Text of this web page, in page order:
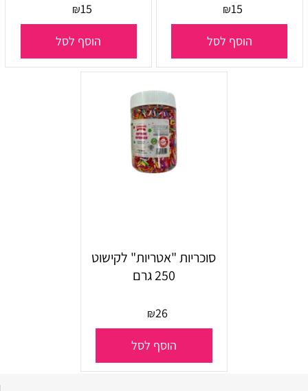
₪15
הוסף לסל
₪15
הוסף לסל
סוכריות "אטריות" לקישוט
250 גרם
₪26
הוסף לסל